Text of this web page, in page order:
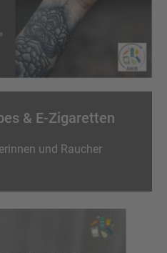
& E-Zigaretten
und Raucher